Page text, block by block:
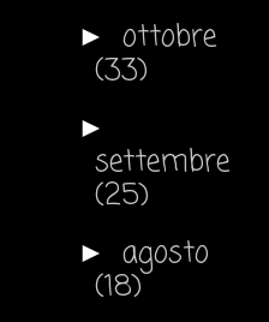
► ottobre
(33)
►
settembre
(25)
► agosto
(18)